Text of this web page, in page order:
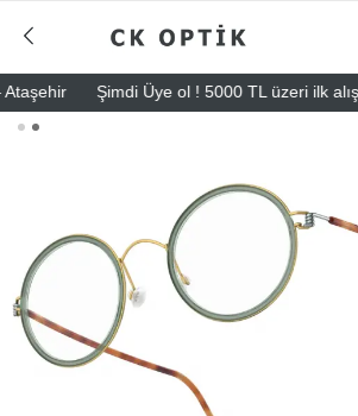
Şimdi Üye ol ! 5000 TL üzeri ilk